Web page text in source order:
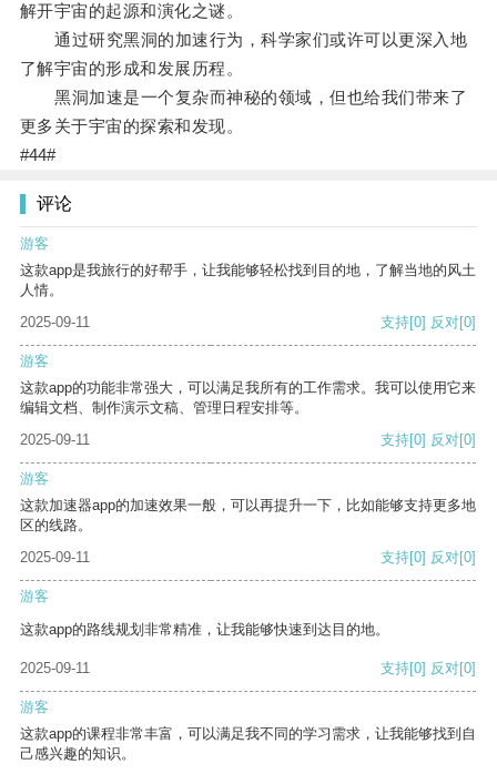
解开宇宙的起源和演化之谜。
通过研究黑洞的加速行为，科学家们或许可以更深入地
了解宇宙的形成和发展历程。
黑洞加速是一个复杂而神秘的领域，但也给我们带来了
更多关于宇宙的探索和发现。
#44#
评论
游客
这款app是我旅行的好帮手，让我能够轻松找到目的地，了解当地的风土
人情。
2025-09-11
支持[0] 反对[0]
游客
这款app的功能非常强大，可以满足我所有的工作需求。我可以使用它来
编辑文档、制作演示文稿、管理日程安排等。
2025-09-11
支持[0] 反对[0]
游客
这款加速器app的加速效果一般，可以再提升一下，比如能够支持更多地
区的线路。
2025-09-11
支持[0] 反对[0]
游客
这款app的路线规划非常精准，让我能够快速到达目的地。
2025-09-11 支持[0] 反对[0]
游客
这款app的课程非常丰富，可以满足我不同的学习需求，让我能够找到自
己感兴趣的知识。